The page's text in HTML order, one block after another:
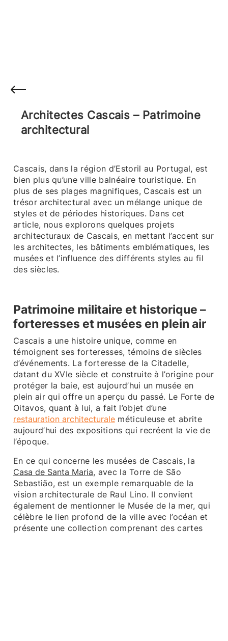
Architectes Cascais – Patrimoine
architectural
Cascais, dans la région d’Estoril au Portugal, est
bien plus qu’une ville balnéaire touristique. En
plus de ses plages magnifiques, Cascais est un
trésor architectural avec un mélange unique de
styles et de périodes historiques. Dans cet
article, nous explorons quelques projets
architecturaux de Cascais, en mettant l’accent sur
les architectes, les bâtiments emblématiques, les
musées et l’influence des différents styles au fil
des siècles.
Patrimoine militaire et historique –
forteresses et musées en plein air
Cascais a une histoire unique, comme en
témoignent ses forteresses, témoins de siècles
d’événements. La forteresse de la Citadelle,
datant du XVIe siècle et construite à l’origine pour
protéger la baie, est aujourd’hui un musée en
plein air qui offre un aperçu du passé. Le Forte de
Oitavos, quant à lui, a fait l’objet d’une
restauration architecturaleméticuleuse et abrite
aujourd’hui des expositions qui recréent la vie de
l’époque.
En ce qui concerne les musées de Cascais, la
Casa de Santa Maria, avec la Torre de São
Sebastião, est un exemple remarquable de la
vision architecturale de Raul Lino. Il convient
également de mentionner le Musée de la mer, qui
célèbre le lien profond de la ville avec l’océan et
présente une collection comprenant des cartes